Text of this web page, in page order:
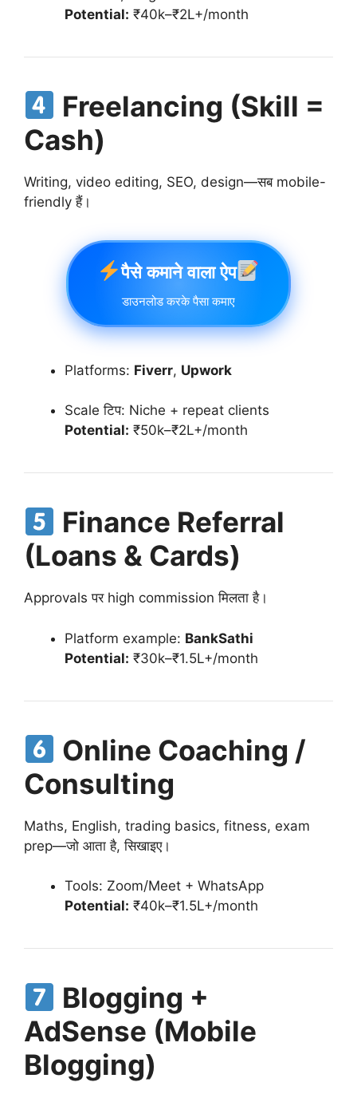
Potential: ₹40k–₹2L+/month
Freelancing (Skill =
Cash)
Writing, video editing, SEO, design—सब mobile-
friendly हैं।
पैसे कमाने वाला ऐप
डाउनलोड करके पैसा कमाए
Platforms: Fiverr, Upwork
Scale टिप: Niche + repeat clients
Potential: ₹50k–₹2L+/month
Finance Referral
(Loans & Cards)
Approvals पर high commission मिलता है।
Platform example: BankSathi
Potential: ₹30k–₹1.5L+/month
Online Coaching /
Consulting
Maths, English, trading basics, fitness, exam
prep—जो आता है, सिखाइए।
Tools: Zoom/Meet + WhatsApp
Potential: ₹40k–₹1.5L+/month
Blogging +
AdSense (Mobile
Blogging)